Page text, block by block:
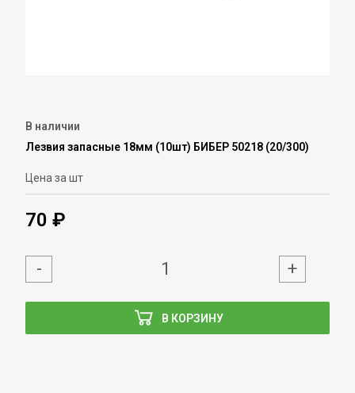
В наличии
Лезвия запасные 18мм (10шт) БИБЕР 50218 (20/300)
Цена за шт
70 ₽
В КОРЗИНУ
- +